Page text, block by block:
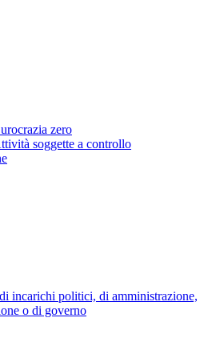
zero
soggette a controllo
incarichi politici, di amministrazione,
o di governo